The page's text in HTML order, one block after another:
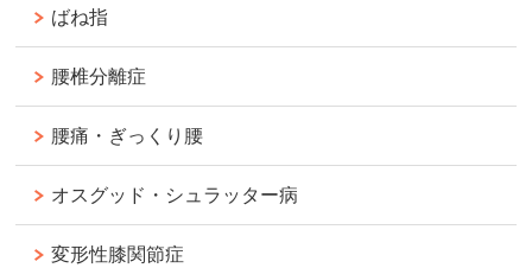
ばね指
腰椎分離症
腰痛・ぎっくり腰
オスグッド・シュラッター病
変形性膝関節症